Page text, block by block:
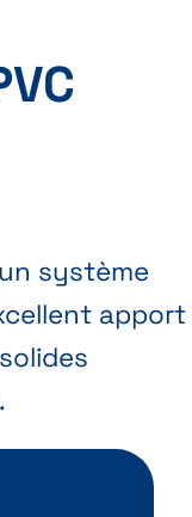
système
apport